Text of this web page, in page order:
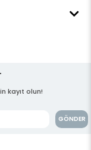
kayıt olun!
GÖNDER